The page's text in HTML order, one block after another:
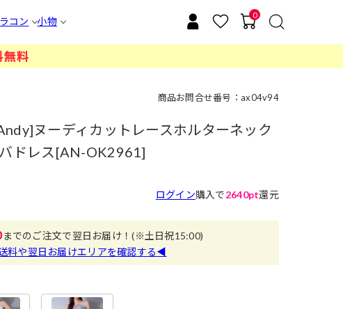
コン 小物
0
商品お問合せ番号：ax04v94
ヌーディカットレースホルターネック
ドレス[AN-OK2961]
ログイン購入で2640pt還元
までのご注文で翌日お届け！(※土日祝15:00)
料や翌日お届けエリアを確認する◀